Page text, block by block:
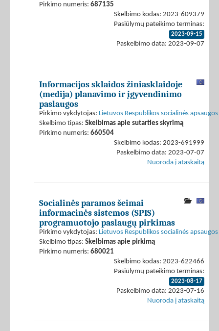
Pirkimo numeris: 687135
Skelbimo kodas: 2023-609379
Pasiūlymų pateikimo terminas:
2023-09-15
Paskelbimo data: 2023-09-07
Informacijos sklaidos žiniasklaidoje
(medija) planavimo ir įgyvendinimo
paslaugos
Pirkimo vykdytojas: Lietuvos Respublikos socialinės
Skelbimo tipas: Skelbimas apie sutarties skyrimą
Pirkimo numeris: 660504
Skelbimo kodas: 2023-691999
Paskelbimo data: 2023-07-07
Nuoroda į ataskaitą
Socialinės paramos šeimai
informacinės sistemos (SPIS)
programuotojo paslaugų pirkimas
Pirkimo vykdytojas: Lietuvos Respublikos socialinės
Skelbimo tipas: Skelbimas apie pirkimą
Pirkimo numeris: 680021
Skelbimo kodas: 2023-622466
Pasiūlymų pateikimo terminas:
2023-08-17
Paskelbimo data: 2023-07-16
Nuoroda į ataskaitą